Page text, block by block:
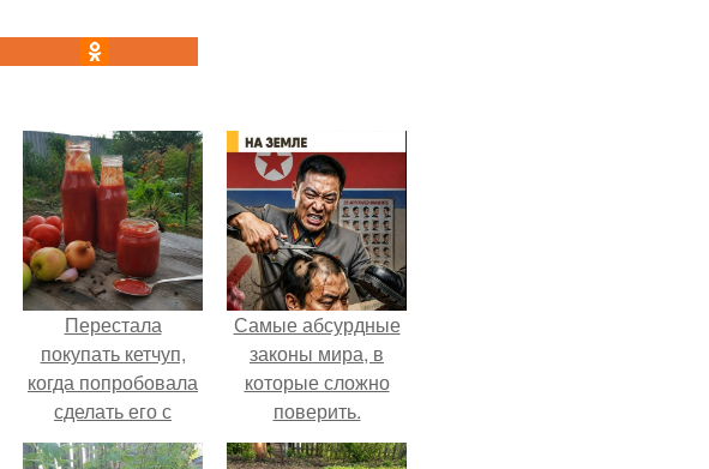
Перестала
покупать кетчуп,
когда попробовала
сделать его с
яблоками.
Самые абсурдные
законы мира, в
которые сложно
поверить.